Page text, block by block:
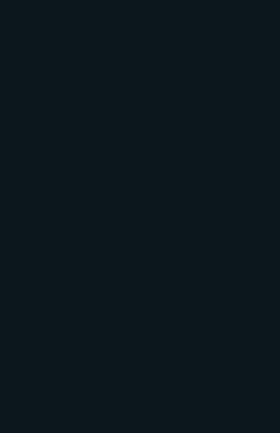
en schuiten zal
van 1 cubieke
de regelen, vastgesteld bij
nog in de beide landen
worden met opzigt tot de
getal tonnen slechts
van het ruim, welke
te bergen.
gebruikt werden, hetzij voor
Terneuzen, hetzij voor het
echter niet verpligtend
worden gevorderd van de
gebruik van loodsen mogten